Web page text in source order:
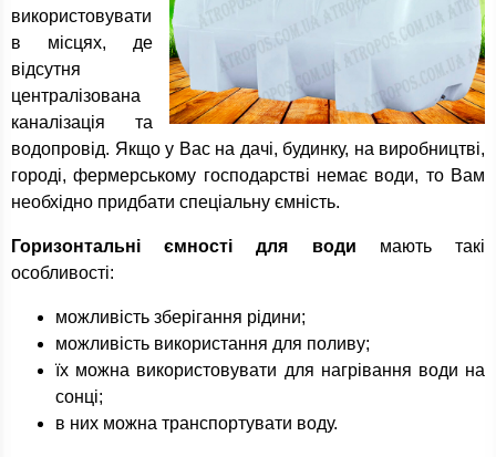
використовувати
в місцях, де
відсутня
централізована
каналізація та
водопровід. Якщо у Вас на дачі, будинку, на виробництві,
городі, фермерському господарстві немає води, то Вам
необхідно придбати спеціальну ємність.
Горизонтальні ємності для води мають такі
особливості:
можливість зберігання рідини;
можливість використання для поливу;
їх можна використовувати для нагрівання води на
сонці;
в них можна транспортувати воду.